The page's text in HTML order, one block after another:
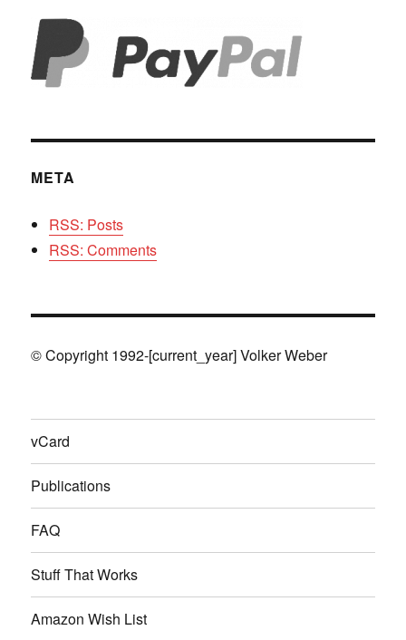
META
RSS: Posts
RSS: Comments
© Copyright 1992-[current_year] Volker Weber
vCard
Publications
FAQ
Stuff That Works
Amazon Wish List